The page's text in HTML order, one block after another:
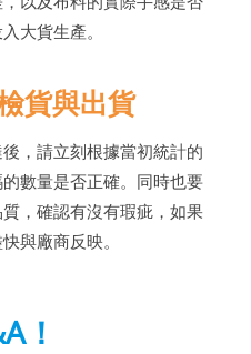
大貨生產。
貨與出貨
，請立刻根據當初統計的
數量是否正確。同時也要
，確認有沒有瑕疵，如果
與廠商反映。
！